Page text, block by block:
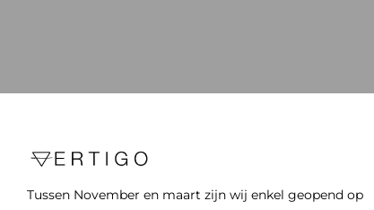
Tussen November en maart zijn wij enkel geopend op